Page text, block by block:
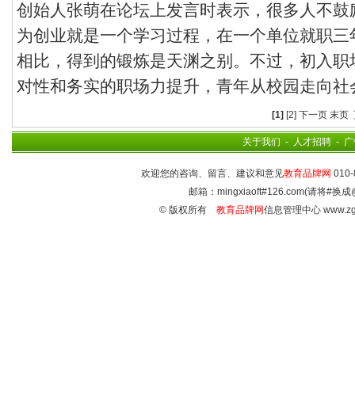
创始人张萌在论坛上发言时表示，很多人不
为创业就是一个学习过程，在一个单位就职
相比，得到的锻炼是天渊之别。不过，初入
对性和务实的职场力提升，青年从校园走向
[1] [2] 下一页 末页
关于我们 - 人才招聘 -
欢迎您的咨询、留言、建议和意见教育品牌网
邮箱：mingxiaoft#126.com(请将#换
© 版权所有 教育品牌网信息管理中心